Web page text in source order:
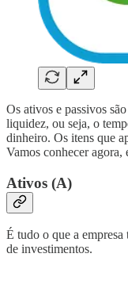
Os ativos e passivos
liquidez, ou seja, o
dinheiro. Os itens que
Vamos conhecer agora,
Ativos (A)
É tudo o que a empresa
de investimentos.